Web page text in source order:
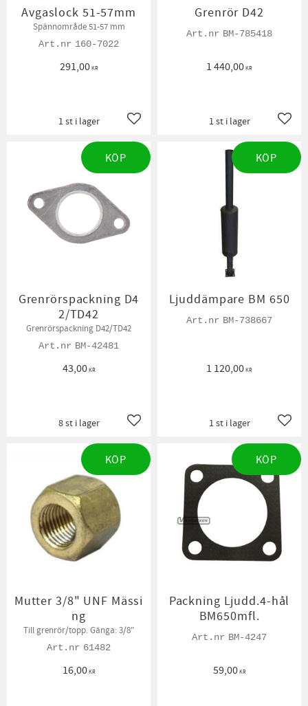
Avgaslock 51-57mm
Spännområde 51-57 mm
160-7022
291,00KR
Lägg till i favoriter
1 st i lager
Grenrör D42
BM-785418
1 440,00KR
1 st i lager
Grenrörspackning D4
2/TD42
Grenrörspackning D42/TD42
BM-42481
43,00KR
Lägg till i favoriter
8 st i lager
KÖP
Ljuddämpare BM 650
BM-738667
1 120,00KR
1 st i lager
KÖP
Mutter 3/8" UNF Mässi
ng
Till grenrör/topp. Gänga: 3/8"
61482
16,00KR
KÖP
Packning Ljudd.4-hål
BM650mfl.
BM-4247
59,00KR
KÖP